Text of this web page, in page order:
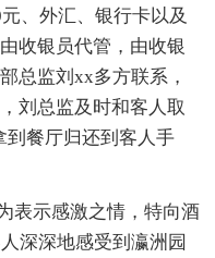
、外汇、银行卡以及
收银员代管，由收银
总监刘xx多方联系，
刘总监及时和客人取
到餐厅归还到客人手
表示感激之情，特向酒
深深地感受到瀛洲园